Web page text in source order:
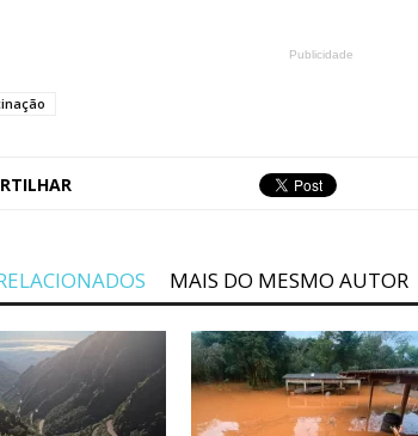
Publicidade
MAIS DO MESMO AUTOR